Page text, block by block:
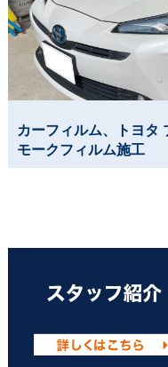
カーフィルム、トヨタ
モークフィルム施工